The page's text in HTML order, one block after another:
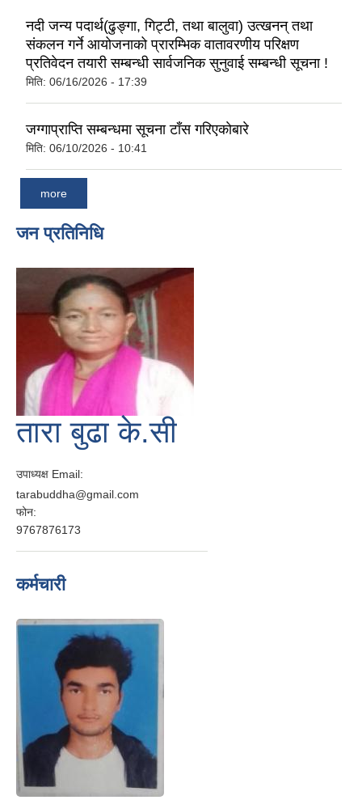
नदी जन्य पदार्थ(ढुङ्गा, गिट्टी, तथा बालुवा) उत्खनन् तथा
संकलन गर्ने आयोजनाको प्रारम्भिक वातावरणीय परिक्षण
प्रतिवेदन तयारी सम्बन्धी सार्वजनिक सुनुवाई सम्बन्धी सूचना !
मिति: 06/16/2026 - 17:39
जग्गाप्राप्ति सम्बन्धमा सूचना टाँस गरिएकाेबारे
मिति: 06/10/2026 - 10:41
more
जन प्रतिनिधि
तारा बुढा के.सी
उपाध्यक्ष Email:
tarabuddha@gmail.com
फोन:
9767876173
कर्मचारी